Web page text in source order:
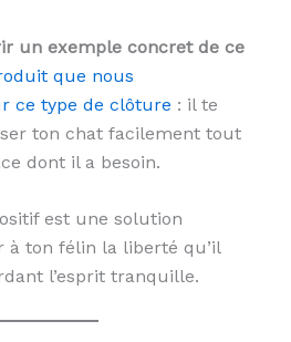
un exemple concret de ce
que nous
ce type de clôture : il te
ton chat facilement tout
dont il a besoin.
est une solution
ton félin la liberté qu’il
l’esprit tranquille.